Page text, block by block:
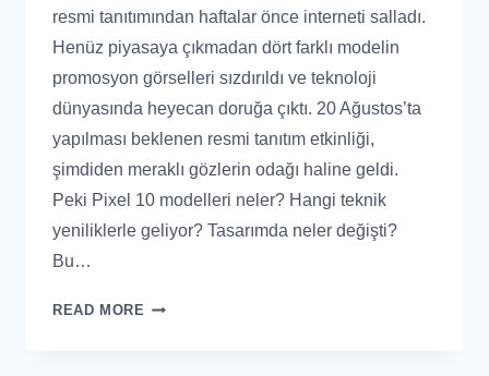
resmi tanıtımından haftalar önce interneti salladı.
Henüz piyasaya çıkmadan dört farklı modelin
promosyon görselleri sızdırıldı ve teknoloji
dünyasında heyecan doruğa çıktı. 20 Ağustos’ta
yapılması beklenen resmi tanıtım etkinliği,
şimdiden meraklı gözlerin odağı haline geldi.
Peki Pixel 10 modelleri neler? Hangi teknik
yeniliklerle geliyor? Tasarımda neler değişti?
Bu…
READ MORE